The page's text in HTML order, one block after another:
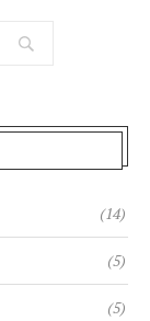
(14)
(5)
(5)